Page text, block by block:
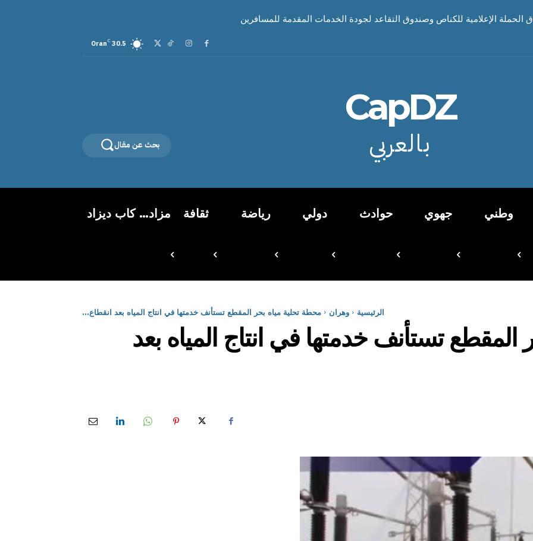
الحملة الإعلامية للكناص وصندوق التقاعد لجودة الخدمات المقدمة للمسافرين
30.5
C
Oran
CapDZ
بالعربي بحث عن مقال
وطني جهوي حوادث دولي رياضة ثقافة مزاد… كاب ديزاد
الرئيسية وهران محطة تحلية مياه بحر المقطع تستأنف خدمتها في انتاج المياه بعد انقطاع...
تستأنف خدمتها في انتاج المياه بعد